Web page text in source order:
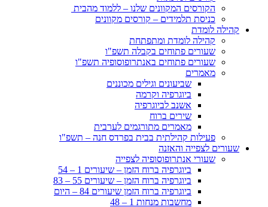
הקורסים המקוונים שלנו – ללמוד מהבית
כניסת תלמידים – קורסים מקוונים
קהילה לומדת
קהילה לומדת ומתפתחת
שעורים פתוחים בקבלה תשפ"ו
שעורים פתוחים באנתרופוסופיה תשפ"ו
מאמרים
שביעונים וגילים מכוננים
ביוגרפיה וקרמה
אשנב לביוגרפיה
שירים ברוח
מאמרים מתורגמים לערבית
פעילות קהילתית בבית בפרדס חנה – תשפ"ו
שעורים לצפייה והאזנה
שעורי אנתרופוסופיה לצפייה
ביוגרפיה ברוח הזמן – שיעורים 1 – 54
ביוגרפיה ברוח הזמן – שיעורים 55 – 83
ביוגרפיה ברוח הזמן שיעורים 84 – היום
מחשבות מנחות 1 – 48